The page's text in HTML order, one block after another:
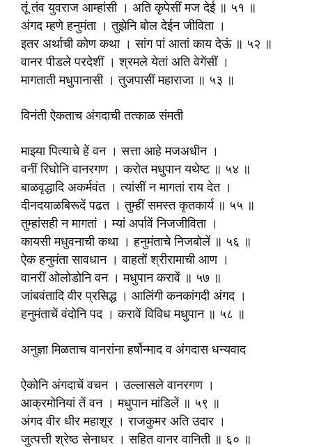
तूं तंव युवराज आम्हांसी । अति कृपेसीं मज देई ॥ ५१ ॥
अंगद म्हणे हनुमंता । तुझेनि बोल देईन जीविता ।
इतर अर्थाची कोण कथा । सांग पां आतां काय देऊं ॥ ५२ ॥
वानर पीडले परदेशीं । श्रमले येतां अति वेगेंसीं ।
मागताती मधुपानासी । तुजपासीं महाराजा ॥ ५३ ॥
विनंती ऐकताच अंगदाची तत्काळ संमती
माझ्या पित्याचे हें वन । सत्ता आहे मजअधीन ।
वनीं रिघोनि वानरगण । करोत मधुपान यथेष्ट ॥ ५४ ॥
बाळवृद्धादि अकर्मवंत । त्यांसीं न मागतां राय देत ।
दीनदयाळबिरूदें पढत । तुम्हीं समस्त कृतकार्य ॥ ५५ ॥
तुम्हांसही न मागतां । म्यां अर्पावें निजजीविता ।
कायसी मधुवनाची कथा । हनुमंताचे निजबोलें ॥ ५६ ॥
ऐक हनुमंता सावधान । वाहतों श्रीरामाची आण ।
वानरीं ओलोडोनि वन । मधुपान करावें ॥ ५७ ॥
जांबवंतादि वीर प्रसिद्ध । आलिंगी कनकांगदी अंगद ।
हनुमंताचें वंदोनि पद । करावें विविध मधुपान ॥ ५८ ॥
अनुज्ञा मिळताच वानरांना हर्षोन्माद व अंगदास धन्यवाद
ऐकोनि अंगदाचें वचन । उल्लासले वानरगण ।
आक्रमोनियां तें वन । मधुपान मांडिलें ॥ ५९ ॥
अंगद वीर धीर महाशूर । राजकुमर अति उदार ।
जुत्पत्ती श्रेष्ठ सेनाधर । सहित वानर वानिती ॥ ६० ॥